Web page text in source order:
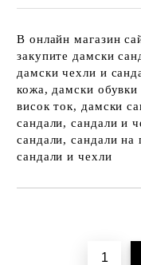
В онлайн магазин
закупите дамски
дамски чехли и
кожа, дамски
висок ток, дамски
сандали, сандали и
сандали, сандали на
сандали и чехли